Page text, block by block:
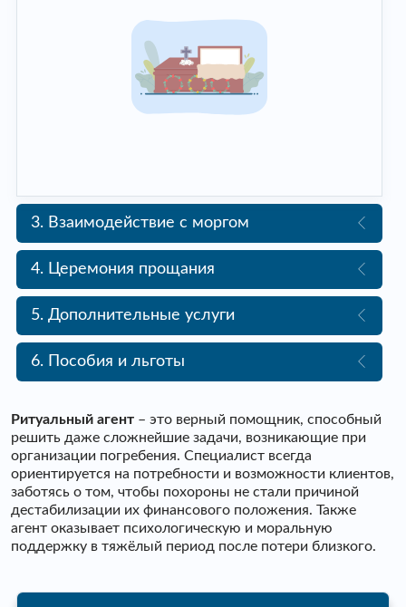
3. Взаимодействие с моргом
4. Церемония прощания
5. Дополнительные услуги
6. Пособия и льготы
Ритуальный агент – это верный помощник, способный
решить даже сложнейшие задачи, возникающие при
организации погребения. Специалист всегда
ориентируется на потребности и возможности клиентов,
заботясь о том, чтобы похороны не стали причиной
дестабилизации их финансового положения. Также
агент оказывает психологическую и моральную
поддержку в тяжёлый период после потери близкого.